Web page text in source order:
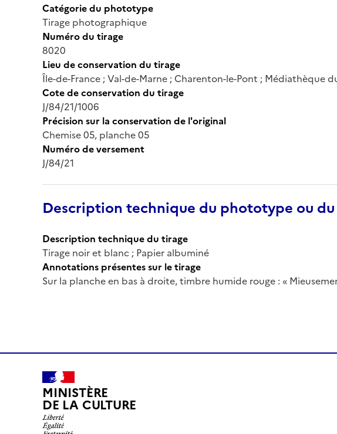
Catégorie du phototype
Tirage photographique
Numéro du tirage
8020
Lieu de conservation du tirage
Île-de-France ; Val-de-Marne ; Charenton-le-Pont ; Médiathèque
Cote de conservation du tirage
J/84/21/1006
Précision sur la conservation de l'original
Chemise 05, planche 05
Numéro de versement
J/84/21
Description technique du phototype ou
Description technique du tirage
Tirage noir et blanc ; Papier albuminé
Annotations présentes sur le tirage
Sur la planche en bas à droite, timbre humide rouge : «
MINISTÈRE
DE LA CULTURE